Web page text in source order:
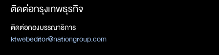
ติดต่อกรุงเทพธุรกิจ
ติดต่อกองบรรณาธิการ
ktwebeditor@nationgroup.com